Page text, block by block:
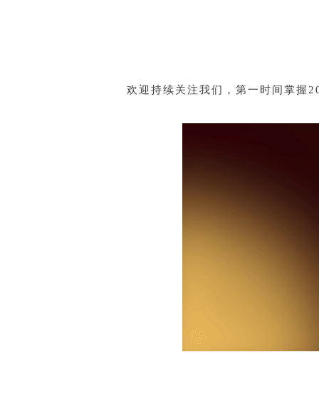
欢迎持续关注我们，第一时间掌握